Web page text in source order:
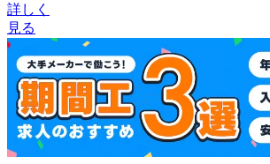
詳しく
見る